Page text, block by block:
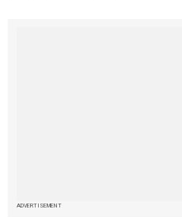
ADVERTISEMENT